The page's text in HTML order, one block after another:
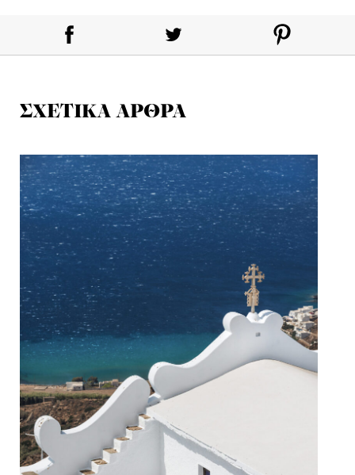
ΣΧΕΤΙΚΑ ΑΡΘΡΑ